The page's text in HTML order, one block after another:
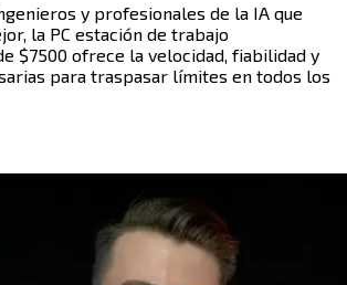
y profesionales de la IA que
la PC estación de trabajo
$7500 ofrece la velocidad, fiabilidad y
para traspasar límites en todos los